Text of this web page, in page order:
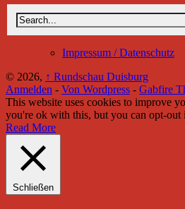
Impressum / Datenschutz
© 2026, ↑ Rundschau Duisburg
Anmelden - Von Wordpress - Gabfire
This website uses cookies to improve
you're ok with this, but you can opt-out
Read More
Schließen